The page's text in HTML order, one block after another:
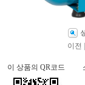
이전
이 상품의 QR코드